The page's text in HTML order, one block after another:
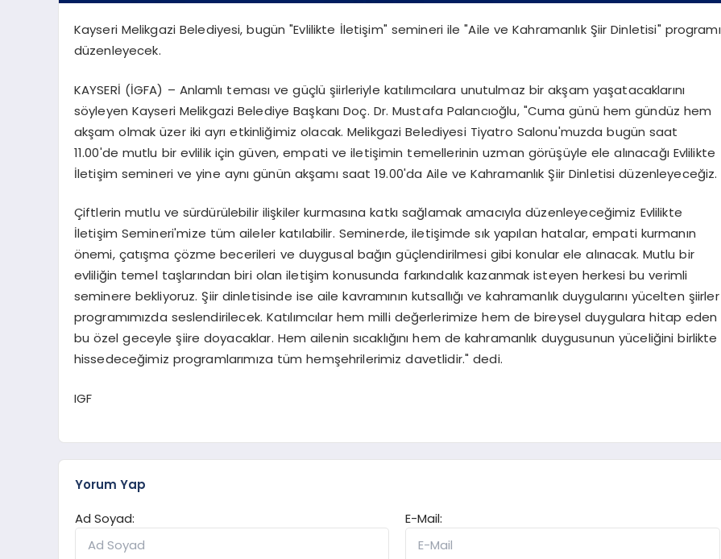
Kayseri Melikgazi Belediyesi, bugün "Evlilikte İletişim" semineri ile "Aile ve Kahramanlık Şiir Dinletisi" programı
düzenleyecek.
KAYSERİ (İGFA) – Anlamlı teması ve güçlü şiirleriyle katılımcılara unutulmaz bir akşam yaşatacaklarını
söyleyen Kayseri Melikgazi Belediye Başkanı Doç. Dr. Mustafa Palancıoğlu, "Cuma günü hem gündüz hem
akşam olmak üzer iki ayrı etkinliğimiz olacak. Melikgazi Belediyesi Tiyatro Salonu'muzda bugün saat
11.00'de mutlu bir evlilik için güven, empati ve iletişimin temellerinin uzman görüşüyle ele alınacağı Evlilikte
İletişim semineri ve yine aynı günün akşamı saat 19.00'da Aile ve Kahramanlık Şiir Dinletisi düzenleyeceğiz.
Çiftlerin mutlu ve sürdürülebilir ilişkiler kurmasına katkı sağlamak amacıyla düzenleyeceğimiz Evlilikte
İletişim Semineri'mize tüm aileler katılabilir. Seminerde, iletişimde sık yapılan hatalar, empati kurmanın
önemi, çatışma çözme becerileri ve duygusal bağın güçlendirilmesi gibi konular ele alınacak. Mutlu bir
evliliğin temel taşlarından biri olan iletişim konusunda farkındalık kazanmak isteyen herkesi bu verimli
seminere bekliyoruz. Şiir dinletisinde ise aile kavramının kutsallığı ve kahramanlık duygularını yücelten şiirler
programımızda seslendirilecek. Katılımcılar hem milli değerlerimize hem de bireysel duygulara hitap eden
bu özel geceyle şiire doyacaklar. Hem ailenin sıcaklığını hem de kahramanlık duygusunun yüceliğini birlikte
hissedeceğimiz programlarımıza tüm hemşehrilerimiz davetlidir." dedi.
IGF
Yorum Yap
Ad Soyad:
E-Mail: